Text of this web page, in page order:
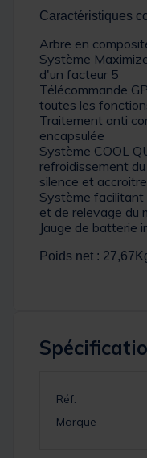
Caractéristiques
Arbre en
Système
d'un facteur 5
Télécommande
toutes les
Traitement anti
encapsulée
Système COOL
refroidissement
silence et
Système facilitant
et de relevage du
Jauge de batterie
Poids net :
Réf.
Marque